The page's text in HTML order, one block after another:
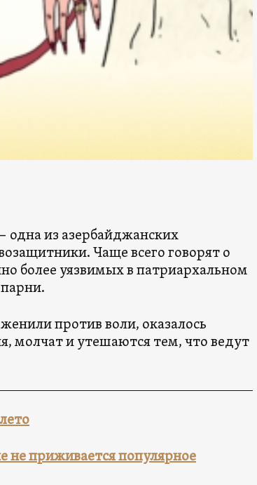
из азербайджанских
Чаще всего говорят о
более уязвимых в патриархальном
против воли, оказалось
молчат и утешаются тем, что ведут
не приживается популярное